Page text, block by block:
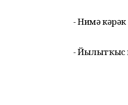
- Нимә кәрәк
- Йылытҡыс